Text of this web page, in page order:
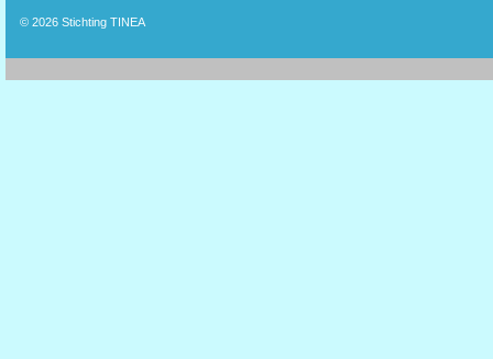
© 2026 Stichting TINEA